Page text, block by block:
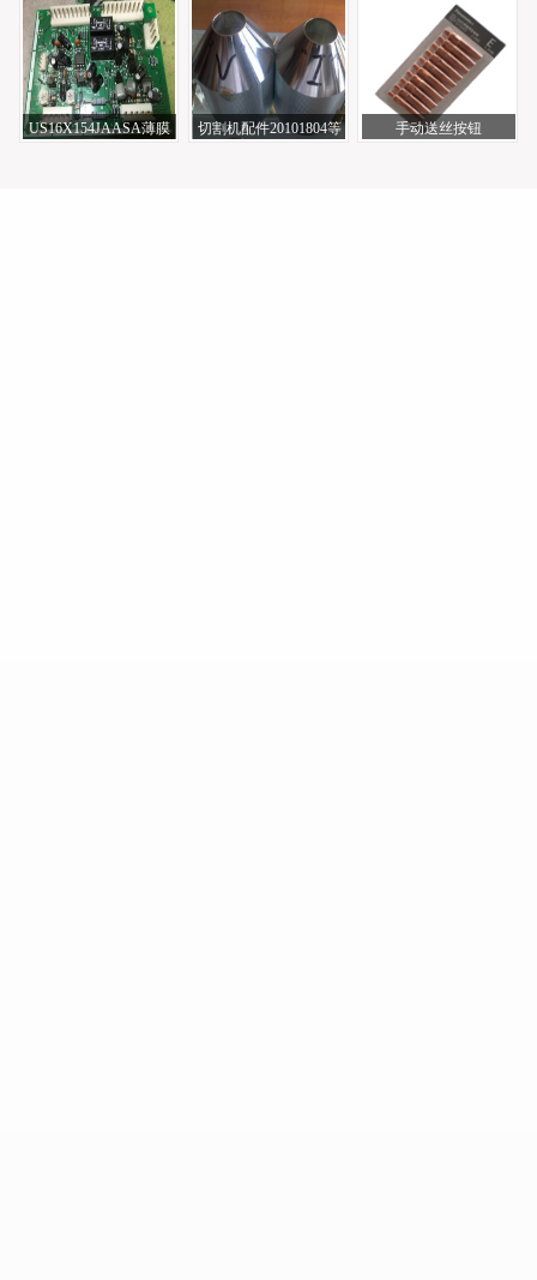
US16X154JAASA薄膜
切割机配件20101804等
手动送丝按钮